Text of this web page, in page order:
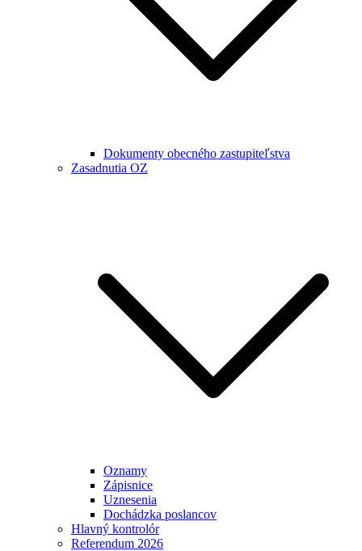
Dokumenty obecného zastupiteľstva
Zasadnutia OZ
Oznamy
Zápisnice
Uznesenia
Dochádzka poslancov
Hlavný kontrolór
Referendum 2026